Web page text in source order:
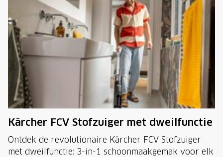
Kärcher FCV Stofzuiger met dweilfunctie
Ontdek de revolutionaire Kärcher FCV Stofzuiger
met dweilfunctie: 3-in-1 schoonmaakgemak voor elk